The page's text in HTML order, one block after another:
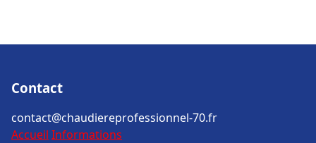
Contact
contact@chaudiereprofessionnel-70.fr
Accueil Informations